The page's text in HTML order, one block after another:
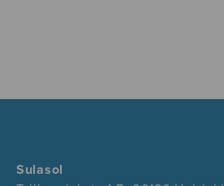
Sulasol